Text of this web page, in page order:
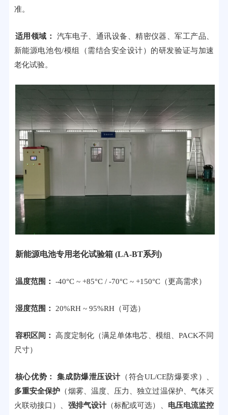
准。
适用领域：
汽车电子、通讯设备、精密仪器、军工产品、
新能源电池包/模组（需结合安全设计）的研发验证与加速
老化试验。
新能源电池专用老化试验箱 (LA-BT系列)
温度范围： -40°C ~ +85°C / -70°C ~ +150°C（更高需求）
湿度范围： 20%RH ~ 95%RH（可选）
容积区间：
高度定制化（满足单体电芯、模组、PACK不同
尺寸）
核心优势： 集成防爆泄压设计（符合UL/CE防爆要求）、
多重安全保护 （烟雾、温度、压力、独立过温保护、气体灭
火联动接口）、 强排气设计（标配或可选）、 电压电流监控